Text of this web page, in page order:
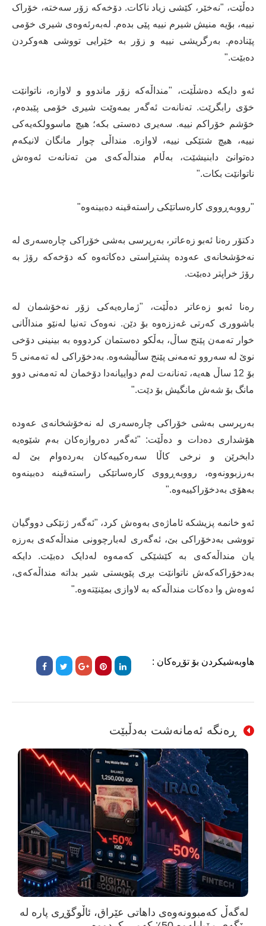
دەڵێت، "نەخێر، کێشی زیاد ناکات. دۆخەکە زۆر سەختە، خۆراک
نییە، بۆیە منیش شیرم نییە پێی بدەم. لەبەرئەوەی شیری خۆمی
پێنادەم. بەرگریشی نییە و زۆر بە خێرایی تووشی هەوکردن
دەبێت."
ئەو دایکە دەشڵێت، "منداڵەکە زۆر ماندوو و لاوازە، ناتوانێت
خۆی رابگرێت. تەنانەت ئەگەر بمەوێت شیری خۆمی پێبدەم،
خۆشم خۆراکم نییە. سەیری دەستی بکە؛ هیچ ماسوولکەیەکی
نییە، هیچ شتێکی نییە، لاوازە. منداڵی چوار مانگان لانیکەم
دەتوانێ دابنیشێت، بەڵام منداڵەکەی من تەنانەت ئەوەش
ناتوانێت بکات."
"رووبەڕووی کارەساتێکی راستەقینە دەبینەوە"
دکتۆر رەنا ئەبو زەعاتر، بەرپرسی بەشی خۆراکی چارەسەری لە
نەخۆشخانەی عەودە پشتڕاستی دەکاتەوە کە دۆخەکە رۆژ بە
رۆژ خراپتر دەبێت.
رەنا ئەبو زەعاتر دەڵێت، "ژمارەیەکی زۆر نەخۆشمان لە
باشووری کەرتی غەززەوە بۆ دێن. نەوەک تەنیا لەنێو منداڵانی
خوار تەمەن پێنج ساڵ، بەڵکو دەستمان کردووە بە بینینی دۆخی
نوێ لە سەروو تەمەنی پێنج ساڵیشەوە. بەدخۆراکی لە تەمەنی 5
بۆ 12 ساڵ هەیە، تەنانەت لەم دواییانەدا دۆخمان لە تەمەنی دوو
مانگ بۆ شەش مانگیش بۆ دێت."
بەرپرسی بەشی خۆراکی چارەسەری لە نەخۆشخانەی عەودە
هۆشداری دەدات و دەڵێت: "ئەگەر دەروازەکان بەم شێوەیە
دابخرێن و نرخی کاڵا سەرەکییەکان بەردەوام بێ لە
بەرزبوونەوە، رووبەڕووی کارەساتێکی راستەقینە دەبینەوە
بەهۆی بەدخۆراکییەوە."
ئەو خانمە پزیشکە ئاماژەی بەوەش کرد، "ئەگەر ژنێکی دووگیان
تووشی بەدخۆراکی بێ، ئەگەری لەبارچوونی منداڵەکەی بەرزە
یان منداڵەکەی بە کێشێکی کەمەوە لەدایک دەبێت. دایکە
بەدخۆراکەکەش ناتوانێت بڕی پێویستی شیر بداتە منداڵەکەی،
ئەوەش وا دەکات منداڵەکە بە لاوازی بمێنێتەوە."
هاوبەشیکردن بۆ تۆڕەکان :
ڕەنگە ئەمانەشت بەدڵبێت
لەگەڵ کەمبوونەوەی داهاتی عێراق، ئاڵوگۆڕی پارە لە